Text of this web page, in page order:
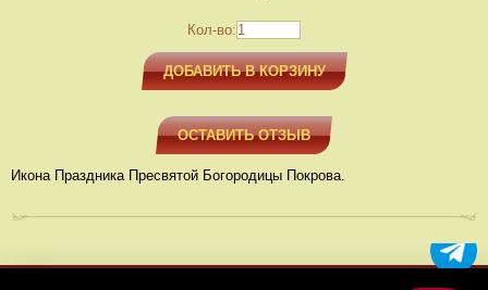
Кол-во:
ДОБАВИТЬ В КОРЗИНУ
ОСТАВИТЬ ОТЗЫВ
Икона Праздника Пресвятой Богородицы Покрова.